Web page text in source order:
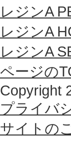
レジンA
レジンA
レジンA
ページの
Copyright
プライバ
サイトの